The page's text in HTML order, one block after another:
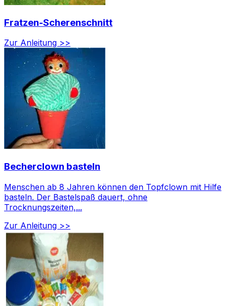
Fratzen-Scherenschnitt
Zur Anleitung >>
Becherclown basteln
Menschen ab 8 Jahren können den Topfclown mit Hilfe
basteln. Der Bastelspaß dauert, ohne
Trocknungszeiten,...
Zur Anleitung >>